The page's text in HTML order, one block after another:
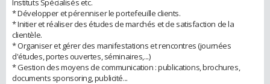
Instituts Spécialisés etc.
* Développer et pérenniser le portefeuille clients.
* Initier et réaliser des études de marchés et de satisfaction de la
clientèle.
* Organiser et gérer des manifestations et rencontres (journées
d'études, portes ouvertes, séminaires,...)
* Gestion des moyens de communication : publications, brochures,
documents sponsoring, publicité...